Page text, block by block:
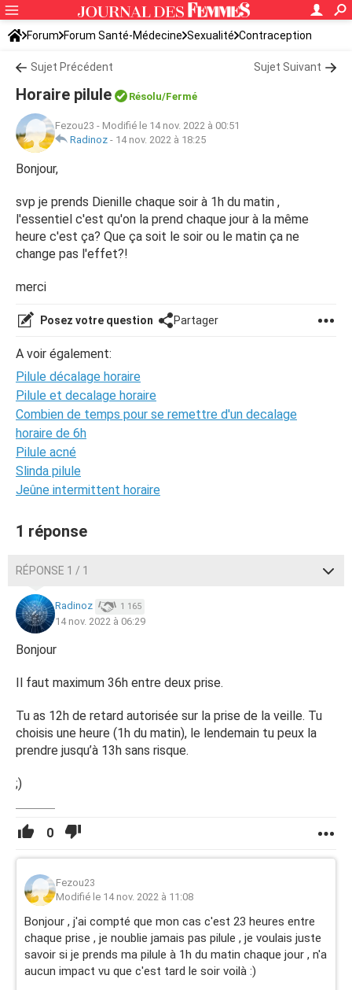
Forum Forum Santé-Médecine Sexualité Contraception
Sujet Précédent Sujet Suivant
Horaire pilule Résolu/Fermé
Fezou23 - Modifié le 14 nov. 2022 à 00:51
Radinoz - 14 nov. 2022 à 18:25
Bonjour,
svp je prends Dienille chaque soir à 1h du matin ,
l'essentiel c'est qu'on la prend chaque jour à la même
heure c'est ça? Que ça soit le soir ou le matin ça ne
change pas l'effet?!
merci
Posez votre question Partager
A voir également:
Pilule décalage horaire
Pilule et decalage horaire
Combien de temps pour se remettre d'un decalage
horaire de 6h
Pilule acné
Slinda pilule
Jeûne intermittent horaire
1 réponse
RÉPONSE 1 / 1
Radinoz 1 165
14 nov. 2022 à 06:29
Bonjour
Il faut maximum 36h entre deux prise.
Tu as 12h de retard autorisée sur la prise de la veille. Tu
choisis une heure (1h du matin), le lendemain tu peux la
prendre jusqu’à 13h sans risque.
;)
0
Fezou23
Modifié le 14 nov. 2022 à 11:08
Bonjour , j'ai compté que mon cas c'est 23 heures entre
chaque prise , je noublie jamais pas pilule , je voulais juste
savoir si je prends ma pilule à 1h du matin chaque jour , n'a
aucun impact vu que c'est tard le soir voilà :)